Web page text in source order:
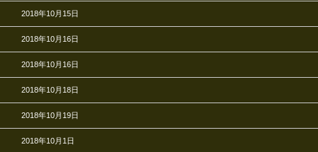
2018年10月15日
2018年10月16日
2018年10月16日
2018年10月18日
2018年10月19日
2018年10月1日